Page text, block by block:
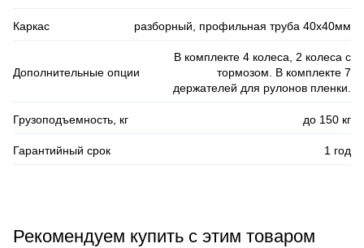
Каркас разборный, профильная труба 40х40мм
Дополнительные опции
В комплекте 4 колеса, 2 колеса с
тормозом. В комплекте 7
держателей для рулонов пленки.
Грузоподъемность, кг до 150 кг
Гарантийный срок 1 год
Рекомендуем купить с этим товаром